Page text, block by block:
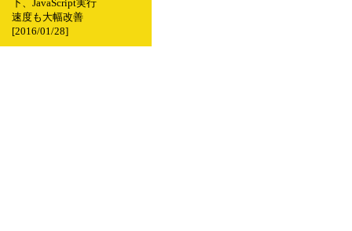
下、JavaScript実行
速度も大幅改善
[2016/01/28]